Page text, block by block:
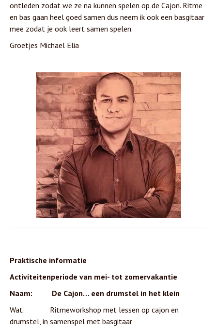
ontleden zodat we ze na kunnen spelen op de Cajon. Ritme
en bas gaan heel goed samen dus neem ik ook een basgitaar
mee zodat je ook leert samen spelen.
Groetjes Michael Elia
Praktische informatie
Activiteitenperiode van mei- tot zomervakantie
Naam: De Cajon… een drumstel in het klein
Wat: Ritmeworkshop met lessen op cajon en
drumstel, in samenspel met basgitaar